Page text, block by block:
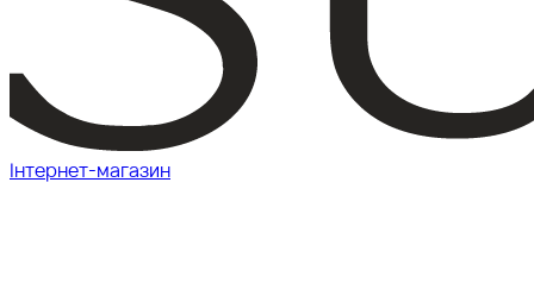
Інтернет-магазин